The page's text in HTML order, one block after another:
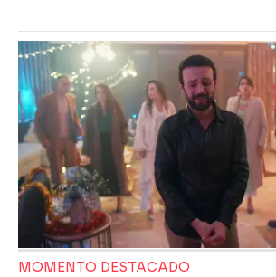
MOMENTO DESTACADO